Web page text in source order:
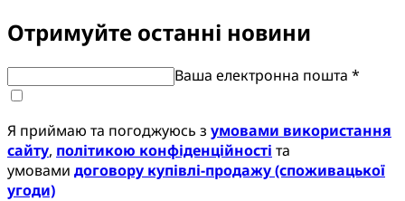
Отримуйте останні новини
Ваша електронна пошта *
Я приймаю та погоджуюсь з умовами використання
сайту, політикою конфіденційності та
умовами договору купівлі-продажу (споживацької
угоди)